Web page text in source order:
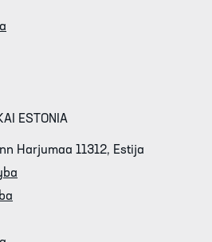
ESTONIA
Harjumaa 11312, Estija